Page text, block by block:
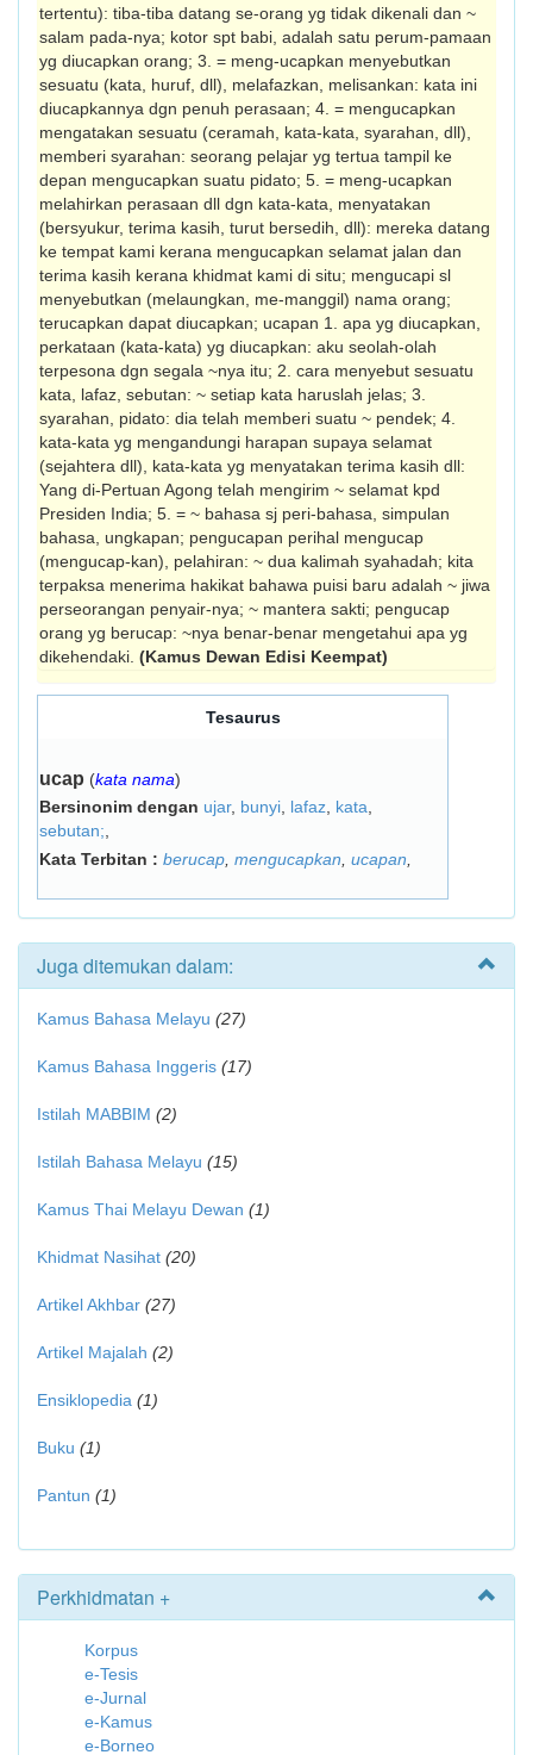
tertentu): tiba-tiba datang se-orang yg tidak dikenali dan ~
salam pada-nya; kotor spt babi, adalah satu perum-pamaan
yg diucapkan orang; 3. = meng-ucapkan menyebutkan
sesuatu (kata, huruf, dll), melafazkan, melisankan: kata ini
diucapkannya dgn penuh perasaan; 4. = mengucapkan
mengatakan sesuatu (ceramah, kata-kata, syarahan, dll),
memberi syarahan: seorang pelajar yg tertua tampil ke
depan mengucapkan suatu pidato; 5. = meng-ucapkan
melahirkan perasaan dll dgn kata-kata, menyatakan
(bersyukur, terima kasih, turut bersedih, dll): mereka datang
ke tempat kami kerana mengucapkan selamat jalan dan
terima kasih kerana khidmat kami di situ; mengucapi sl
menyebutkan (melaungkan, me-manggil) nama orang;
terucapkan dapat diucapkan; ucapan 1. apa yg diucapkan,
perkataan (kata-kata) yg diucapkan: aku seolah-olah
terpesona dgn segala ~nya itu; 2. cara menyebut sesuatu
kata, lafaz, sebutan: ~ setiap kata haruslah jelas; 3.
syarahan, pidato: dia telah memberi suatu ~ pendek; 4.
kata-kata yg mengandungi harapan supaya selamat
(sejahtera dll), kata-kata yg menyatakan terima kasih dll:
Yang di-Pertuan Agong telah mengirim ~ selamat kpd
Presiden India; 5. = ~ bahasa sj peri-bahasa, simpulan
bahasa, ungkapan; pengucapan perihal mengucap
(mengucap-kan), pelahiran: ~ dua kalimah syahadah; kita
terpaksa menerima hakikat bahawa puisi baru adalah ~ jiwa
perseorangan penyair-nya; ~ mantera sakti; pengucap
orang yg berucap: ~nya benar-benar mengetahui apa yg
dikehendaki. (Kamus Dewan Edisi Keempat)
Tesaurus
ucap (kata nama)
Bersinonim dengan ujar, bunyi lafaz kata
sebutan;
Kata Terbitan : berucap mengucapkan ucapan
Juga ditemukan dalam:
Kamus Bahasa Melayu (27)
Kamus Bahasa Inggeris (17)
Istilah MABBIM (2)
Istilah Bahasa Melayu (15)
Kamus Thai Melayu Dewan (1)
Khidmat Nasihat (20)
Artikel Akhbar (27)
Artikel Majalah (2)
Ensiklopedia (1)
Buku (1)
Pantun (1)
Perkhidmatan +
Korpus
e-Tesis
e-Jurnal
e-Kamus
e-Borneo